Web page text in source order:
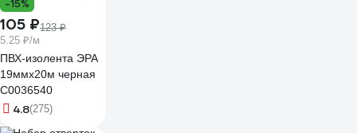
-15%
105 ₽123 ₽
5.25 ₽/м
ПВХ-изолента ЭРА
19ммх20м черная
C0036540
4.8(275)